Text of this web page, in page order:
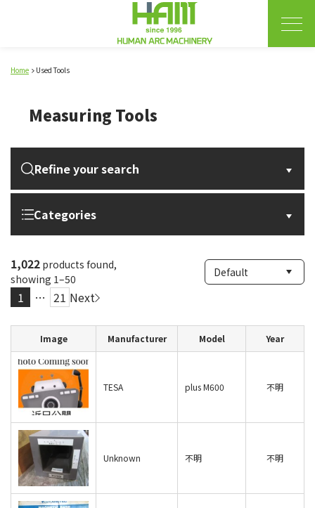
Home Used Tools
Measuring Tools
Refine your search
Categories
1,022 products found,
showing 1–50
1 … 21 Next
Image Manufacturer Model Year
TESA plus M600 不明
Unknown 不明 不明